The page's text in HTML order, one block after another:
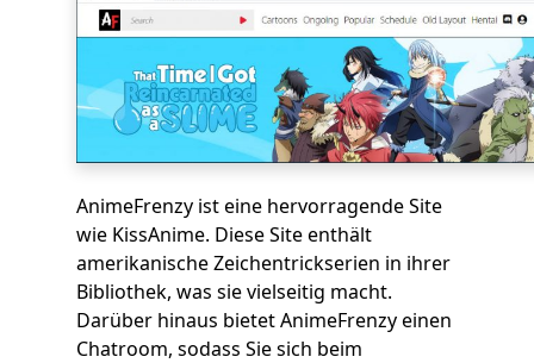
AnimeFrenzy ist eine hervorragende Site
wie KissAnime. Diese Site enthält
amerikanische Zeichentrickserien in ihrer
Bibliothek, was sie vielseitig macht.
Darüber hinaus bietet AnimeFrenzy einen
Chatroom, sodass Sie sich beim